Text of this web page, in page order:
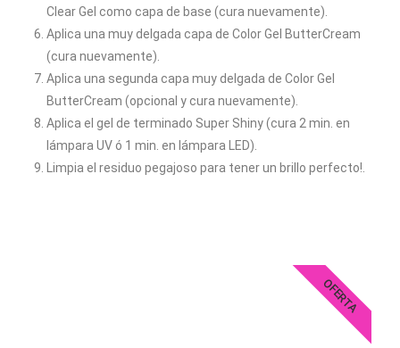
Clear Gel como capa de base (cura nuevamente).
Aplica una muy delgada capa de Color Gel ButterCream
(cura nuevamente).
Aplica una segunda capa muy delgada de Color Gel
ButterCream (opcional y cura nuevamente).
Aplica el gel de terminado Super Shiny (cura 2 min. en
lámpara UV ó 1 min. en lámpara LED).
Limpia el residuo pegajoso para tener un brillo perfecto!.
OFERTA